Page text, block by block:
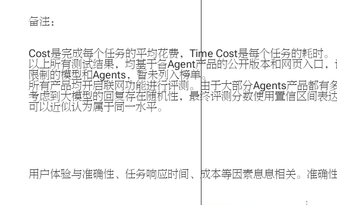
备注：
Cost是完成每个任务的平均花费，Time Cost是每个任务的耗时。
以上所有测试结果，均基于各Agent产品的公开版本和网页入口
限制的模型和Agents，暂未列入榜单。
所有产品均开启联网功能进行评测。由于大部分Agents产品都有
考虑到大模型的回复存在随机性，最终评测分数使用置信区间表
可以近似认为属于同一水平。
用户体验与准确性、任务响应时间、成本等因素息息相关。准确